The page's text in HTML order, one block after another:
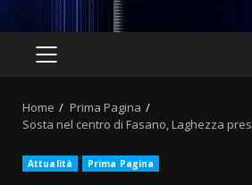
PRIMARY
Home
Prima Pagina
Sosta nel centro di Fasano, Laghezza
Attualità Prima Pagina